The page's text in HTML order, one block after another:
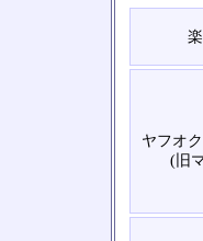
ヤフオ
(旧